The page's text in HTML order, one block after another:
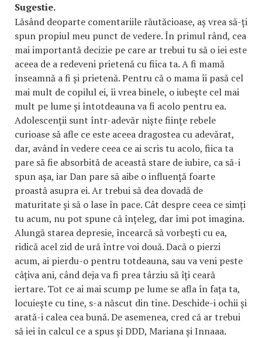
Sugestie.
Lăsând deoparte comentariile răutăcioase, aș vrea să-ți
spun propiul meu punct de vedere. În primul rând, cea
mai importantă decizie pe care ar trebui tu să o iei este
aceea de a redeveni prietenă cu fiica ta. A fi mamă
înseamnă a fi și prietenă. Pentru că o mama îi pasă cel
mai mult de copilul ei, îi vrea binele, o iubește cel mai
mult pe lume și întotdeauna va fi acolo pentru ea.
Adolescenții sunt într-adevăr niște ființe rebele
curioase să afle ce este aceea dragostea cu adevărat,
dar, având în vedere ceea ce ai scris tu acolo, fiica ta
pare să fie absorbită de această stare de iubire, ca să-i
spun așa, iar Dan pare să aibe o influență foarte
proastă asupra ei. Ar trebui să dea dovadă de
maturitate și să o lase în pace. Cât despre ceea ce simți
tu acum, nu pot spune că înțeleg, dar îmi pot imagina.
Alungă starea depresie, încearcă să vorbești cu ea,
ridică acel zid de ură între voi două. Dacă o pierzi
acum, ai pierdu-o pentru totdeauna, sau va veni peste
câțiva ani, când deja va fi prea târziu să îți ceară
iertare. Tot ce ai mai scump pe lume se afla în fața ta,
locuiește cu tine, s-a născut din tine. Deschide-i ochii și
arată-i calea cea bună. De asemenea, cred că ar trebui
să iei în calcul ce a spus și DDD, Mariana și Innaaa.